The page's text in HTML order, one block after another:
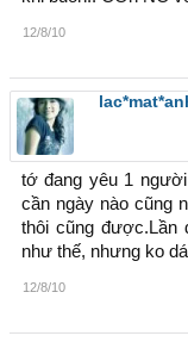
12/8/10
tớ đang yêu 1
cần ngày nào cũng
thôi cũng được.Lần
như thế, nhưng ko
12/8/10